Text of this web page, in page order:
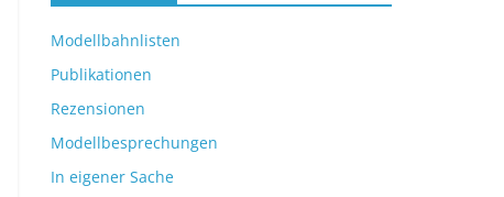
Modellbahnlisten
Publikationen
Rezensionen
Modellbesprechungen
In eigener Sache